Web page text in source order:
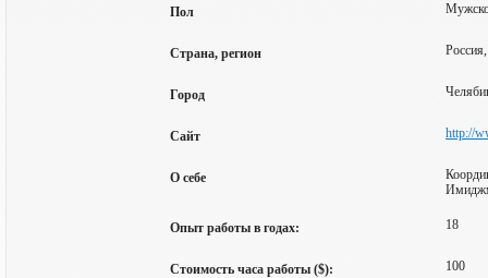
Пол
Страна, регион
Город
Сайт http://
О себе
Опыт работы в годах: 18
Стоимость часа работы ($): 100